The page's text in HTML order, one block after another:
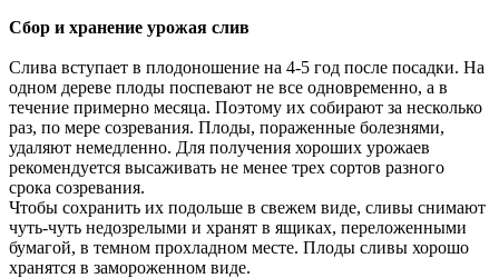
Сбор и хранение урожая слив
Слива вступает в плодоношение на 4-5 год после посадки. На
одном дереве плоды поспевают не все одновременно, а в
течение примерно месяца. Поэтому их собирают за несколько
раз, по мере созревания. Плоды, пораженные болезнями,
удаляют немедленно. Для получения хороших урожаев
рекомендуется высаживать не менее трех сортов разного
срока созревания.
Чтобы сохранить их подольше в свежем виде, сливы снимают
чуть-чуть недозрелыми и хранят в ящиках, переложенными
бумагой, в темном прохладном месте. Плоды сливы хорошо
хранятся в замороженном виде.